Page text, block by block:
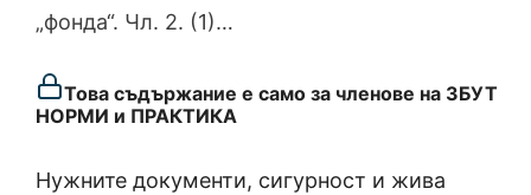
„фонда“. Чл. 2. (1)…
Това съдържание е само за членове на ЗБУТ
НОРМИ и ПРАКТИКА
Нужните документи, сигурност и жива